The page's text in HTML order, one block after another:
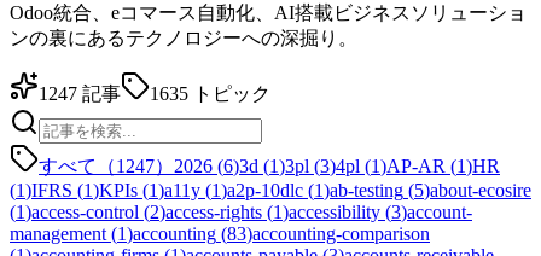
Odoo統合、eコマース自動化、AI搭載ビジネスソリューショ
ンの裏にあるテクノロジーへの深掘り。
1247 記事 1635 トピック
すべて（1247） 2026 (6)3d (1)3pl (3)4pl (1)AP-AR (1)HR
(1)IFRS (1)KPIs (1)a11y (1)a2p-10dlc (1)ab-testing (5)about-ecosire
(1)access-control (2)access-rights (1)accessibility (3)account-
management (1)accounting (83)accounting-comparison